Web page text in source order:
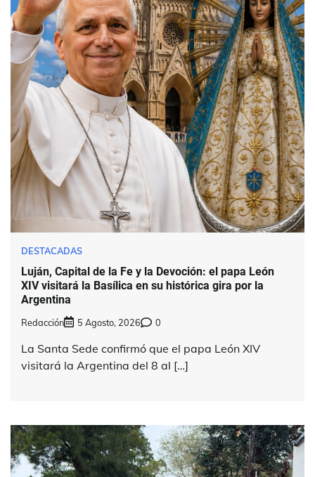
DESTACADAS
Luján, Capital de la Fe y la Devoción: el papa León
XIV visitará la Basílica en su histórica gira por la
Argentina
Redacción 5 Agosto, 2026 0
La Santa Sede confirmó que el papa León XIV
visitará la Argentina del 8 al […]